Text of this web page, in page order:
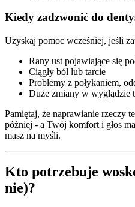
Kiedy zadzwonić do
Uzyskaj pomoc wcześniej, jeśli
Rany ust pojawiające się
Ciągły ból lub tarcie
Problemy z połykaniem,
Duże zmiany w wyglądzie
Pamiętaj, że naprawianie rzeczy
później - a Twój komfort i głos
masz na myśli.
Kto potrzebuje
nie)?